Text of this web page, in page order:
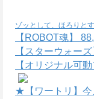
ゾッとして、ほろりと
【ROBOT魂】
【スターウォー
【オリジナル可
★【ワートリ】